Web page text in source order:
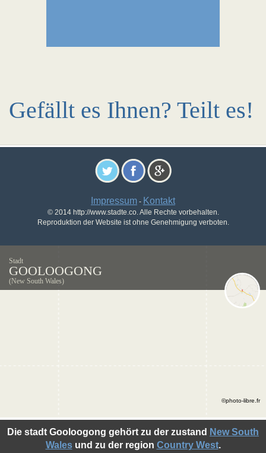
Gefällt es Ihnen? Teilt es!
Impressum - Kontakt
© 2014 http://www.stadte.co. Alle Rechte vorbehalten.
Reproduktion der Website ist ohne Genehmigung verboten.
Stadt
GOOLOOGONG
(New South Wales)
Die stadt Gooloogong gehört zu der zustand New South
Walesund zu der region Country West.
©photo-libre.fr